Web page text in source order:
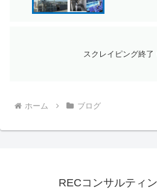
スクレイピング終了
ホーム ブログ
RECコンサルティ